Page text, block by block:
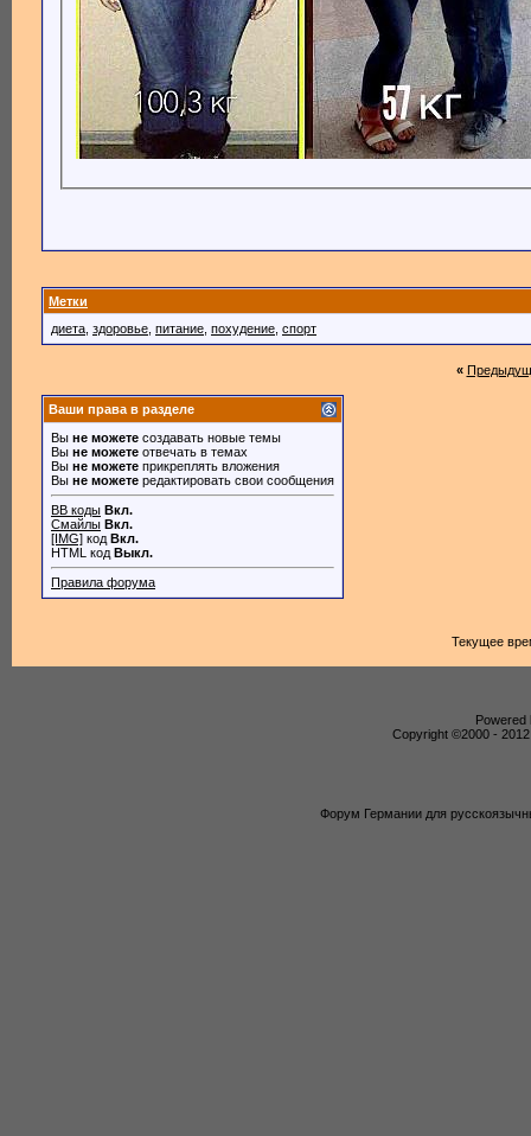
Метки
диета здоровье питание похудение спорт
«
Ваши права в разделе
Вы не можете создавать новые темы
Вы не можете отвечать в темах
Вы не можете прикреплять вложения
Вы не можете редактировать свои сообщения
BB коды Вкл.
Смайлы Вкл.
[IMG] код Вкл.
HTML код Выкл.
Правила форума
Текущее
Powered
Copyright ©2000 -
Форум Германии для